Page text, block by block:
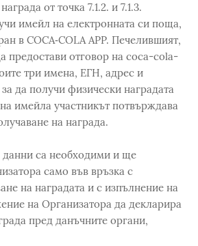
от точка 7.1.2. и 7.1.3.
имейл на електронната си поща,
в COCA‑COLA APP. Печелившият,
предостави отговор на coca-cola-
три имена, ЕГН, адрес и
да получи физически наградата
имейла участникът потвърждава
на награда.
са необходими и ще
само във връзка с
на наградата и с изпълнение на
на Организатора да декларира
пред данъчните органи,